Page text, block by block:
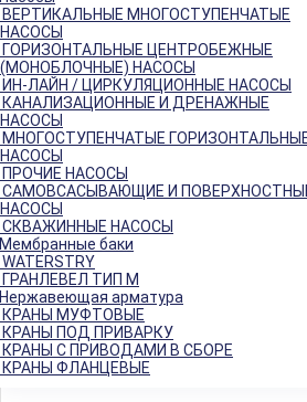
ВЕРТИКАЛЬНЫЕ МНОГОСТУПЕНЧАТЫЕ
НАСОСЫ
ГОРИЗОНТАЛЬНЫЕ ЦЕНТРОБЕЖНЫЕ
(МОНОБЛОЧНЫЕ) НАСОСЫ
ИН-ЛАЙН / ЦИРКУЛЯЦИОННЫЕ НАСОСЫ
КАНАЛИЗАЦИОННЫЕ И ДРЕНАЖНЫЕ
НАСОСЫ
МНОГОСТУПЕНЧАТЫЕ
НАСОСЫ
ПРОЧИЕ НАСОСЫ
САМОВСАСЫВАЮЩИЕ И
НАСОСЫ
СКВАЖИННЫЕ НАСОСЫ
Мембранные баки
WATERSTRY
ГРАНЛЕВЕЛ ТИП М
Нержавеющая арматура
КРАНЫ МУФТОВЫЕ
КРАНЫ ПОД ПРИВАРКУ
КРАНЫ С ПРИВОДАМИ В СБОРЕ
КРАНЫ ФЛАНЦЕВЫЕ
+ Клапаны предохранительные
+ Теплообменники
+ Балансировочные клапаны
− Регулирующая арматура
+ Клапаны седельные
+ Клапаны трёхходовые
Регулирующие клапаны
Регуляторы "до себя"
Регуляторы "после себя"
Регуляторы давления
Регуляторы перепада давления
Электропневматические
+ Насосы
+ Мембранные баки
+ Нержавеющая арматура
Арт. 700877